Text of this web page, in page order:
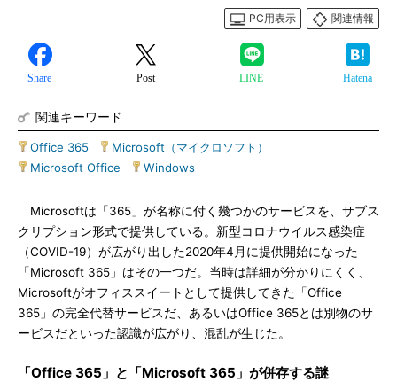
PC用表示
関連情報
Share Post LINE Hatena
関連キーワード
Office 365 Microsoft（マイクロソフト）
Microsoft Office
Windows
Microsoftは「365」が名称に付く幾つかのサービスを、サブス
クリプション形式で提供している。新型コロナウイルス感染症
（COVID-19）が広がり出した2020年4月に提供開始になった
「Microsoft 365」はその一つだ。当時は詳細が分かりにくく、
Microsoftがオフィススイートとして提供してきた「Office
365」の完全代替サービスだ、あるいはOffice 365とは別物のサ
ービスだといった認識が広がり、混乱が生じた。
「Office 365」と「Microsoft 365」が併存する謎